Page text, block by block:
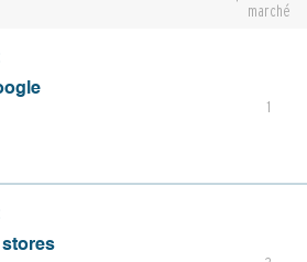
marché
1
stores